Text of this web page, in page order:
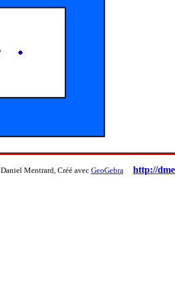
Daniel Mentrard, Créé avec GeoGebra http://